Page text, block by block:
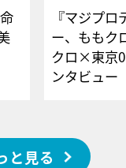
『マジプロ
ー、ももク
クロ×東京
ンタビュー
と見る